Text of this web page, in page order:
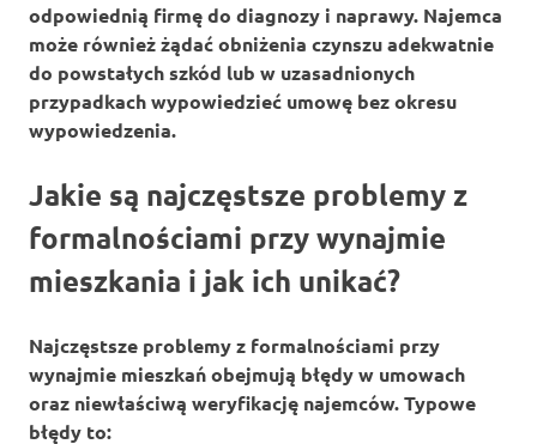
odpowiednią firmę do diagnozy i naprawy. Najemca
może również żądać obniżenia czynszu adekwatnie
do powstałych szkód lub w uzasadnionych
przypadkach wypowiedzieć umowę bez okresu
wypowiedzenia.
Jakie są najczęstsze problemy z
formalnościami przy wynajmie
mieszkania i jak ich unikać?
Najczęstsze problemy z formalnościami przy
wynajmie mieszkań obejmują błędy w umowach
oraz niewłaściwą weryfikację najemców. Typowe
błędy to: